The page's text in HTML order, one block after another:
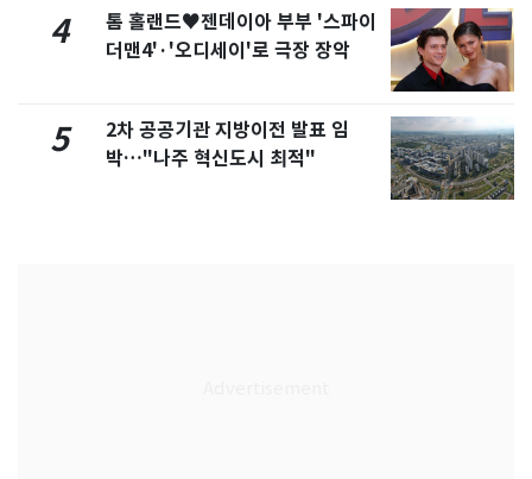
4
톰 홀랜드♥젠데이아 부부 '스파이
더맨4'·'오디세이'로 극장 장악
5
2차 공공기관 지방이전 발표 임
박…"나주 혁신도시 최적"